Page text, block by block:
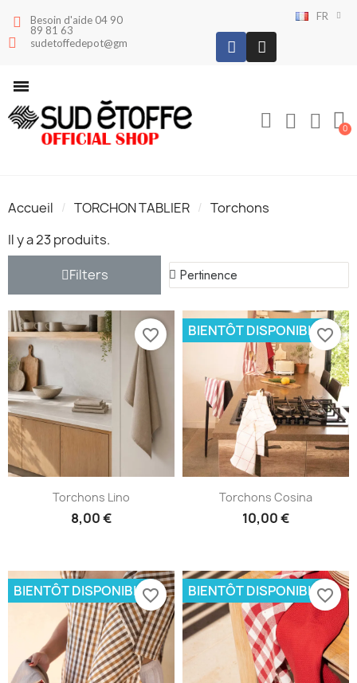
Besoin d'aide 04 90
89 81 63
sudetoffedepot@gmail.com
FR
Accueil TORCHON TABLIER
Torchons
Il y a 23 produits.
Filters
Torchons Lino
8,00 €
favorite_border
Torchons Cosina
10,00 €
BIENTÔT DISPONIBLEfavorite_border
BIENTÔT DISPONIBLEfavorite_border BIENTÔT DISPONIBLEfavorite_border